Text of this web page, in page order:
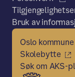
Bruk av
Oslo kommune
Skolebytte
Søk om AKS-